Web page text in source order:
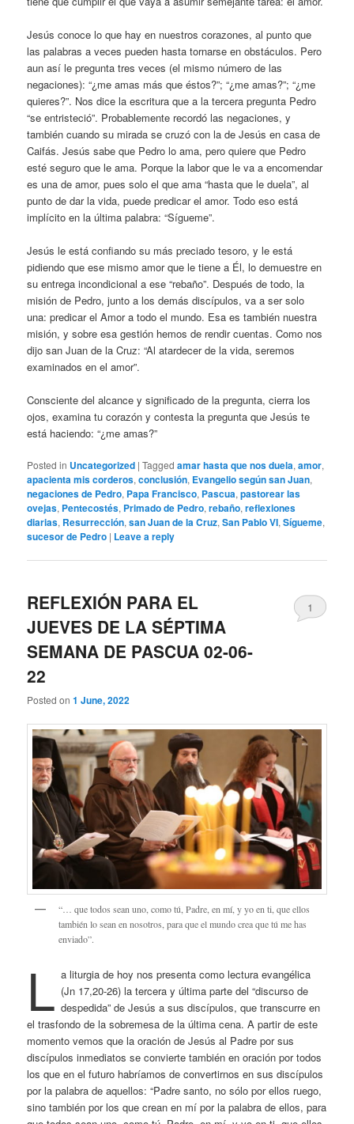
Jesús conoce lo que hay en nuestros corazones, al punto que
las palabras a veces pueden hasta tornarse en obstáculos. Pero
aun así le pregunta tres veces (el mismo número de las
negaciones): “¿me amas más que éstos?”; “¿me amas?”; “¿me
quieres?”. Nos dice la escritura que a la tercera pregunta Pedro
“se entristeció”. Probablemente recordó las negaciones, y
también cuando su mirada se cruzó con la de Jesús en casa de
Caifás. Jesús sabe que Pedro lo ama, pero quiere que Pedro
esté seguro que le ama. Porque la labor que le va a encomendar
es una de amor, pues solo el que ama “hasta que le duela”, al
punto de dar la vida, puede predicar el amor. Todo eso está
implícito en la última palabra: “Sígueme”.
Jesús le está confiando su más preciado tesoro, y le está
pidiendo que ese mismo amor que le tiene a Él, lo demuestre en
su entrega incondicional a ese “rebaño”. Después de todo, la
misión de Pedro, junto a los demás discípulos, va a ser solo
una: predicar el Amor a todo el mundo. Esa es también nuestra
misión, y sobre esa gestión hemos de rendir cuentas. Como nos
dijo san Juan de la Cruz: “Al atardecer de la vida, seremos
examinados en el amor”.
Consciente del alcance y significado de la pregunta, cierra los
ojos, examina tu corazón y contesta la pregunta que Jesús te
está haciendo: “¿me amas?”
Posted in Uncategorized |Tagged amar hasta que nos duela,amor,
apacienta mis corderos,conclusión, Evangelio según san Juan,
negaciones de Pedro, Papa Francisco, Pascua,pastorear las
ovejas, Pentecostés, Primado de Pedro,rebaño,reflexiones
diarias, Resurrección,san Juan de la Cruz,San Pablo VI,Sígueme,
sucesor de Pedro | Leave a reply
REFLEXIÓN PARA EL
JUEVES DE LA SÉPTIMA
SEMANA DE PASCUA 02-06-
22
Posted on1 June, 2022
1
“… que todos sean uno, como tú, Padre, en mí, y yo en ti, que ellos
también lo sean en nosotros, para que el mundo crea que tú me has
enviado”.
L a liturgia de hoy nos presenta como lectura evangélica
(Jn 17,20-26) la tercera y última parte del “discurso de
despedida” de Jesús a sus discípulos, que transcurre en
el trasfondo de la sobremesa de la última cena. A partir de este
momento vemos que la oración de Jesús al Padre por sus
discípulos inmediatos se convierte también en oración por todos
los que en el futuro habríamos de convertirnos en sus discípulos
por la palabra de aquellos: “Padre santo, no sólo por ellos ruego,
sino también por los que crean en mí por la palabra de ellos, para